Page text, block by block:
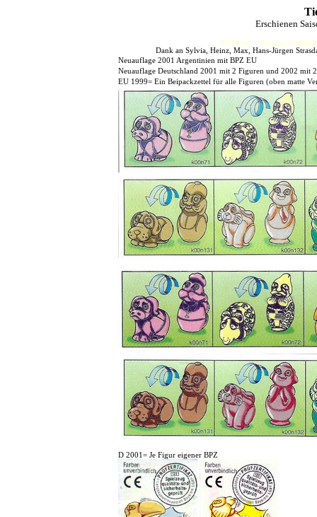
Erschienen
HJFHenze - Helmut´s
Dank an Sylvia, Heinz, Max, Hans-Jürgen
Neuauflage 2001 Argentinien mit BPZ EU
Neuauflage Deutschland 2001 mit 2 Figuren und 2002 mit
EU 1999= Ein Beipackzettel für alle Figuren (oben matte
D 2001= Je Figur eigener BPZ